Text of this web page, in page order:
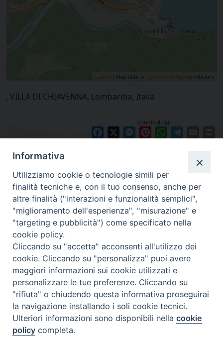
| Map data © OpenStreetMap contributors
, VILLA DI CHIAVENNA, Lombardia, Italia
condividi su
Facebook Messenger
PinterestWhatsApp
Diocesi
di Como
Diocesi di Como | piazza Grimoldi, 5
Informativa
Utilizziamo cookie o tecnologie simili per
finalità tecniche e, con il tuo consenso, anche per
altre finalità ("interazioni e funzionalità semplici",
"miglioramento dell'esperienza", "misurazione" e
"targeting e pubblicità") come specificato nella
cookie policy.
Cliccando su "accetta" acconsenti all'utilizzo dei
cookie. Cliccando su "personalizza" puoi avere
maggiori informazioni sui cookie utilizzati e
personalizzare le tue preferenze. Cliccando su
"rifiuta" o chiudendo questa informativa proseguirai
la navigazione installando i soli cookie tecnici.
Ulteriori informazioni sono disponibili nellacookie
policy completa.